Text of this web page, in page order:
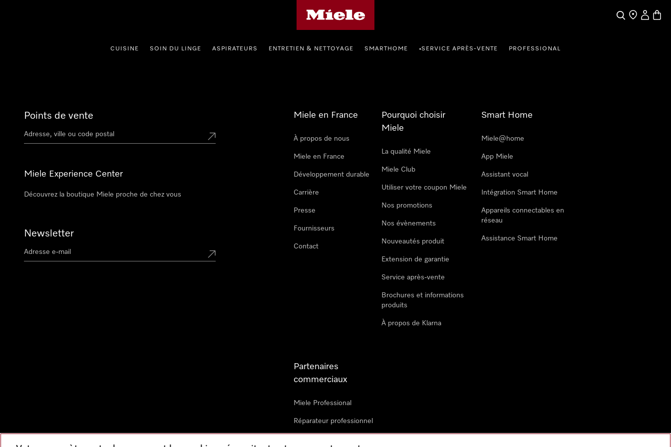
SearchFind a store
My
CUISINE SOIN DU LINGE ASPIRATEURS ENTRETIEN & NETTOYAGE SMARTHOME •SERVICE APRÈS-VENTE PROFESSIONAL
Points de vente
Miele Experience Center
Découvrez la boutique Miele proche de chez vous
Newsletter
Miele en France
À propos de nous
Miele en France
Développement durable
Carrière
Presse
Fournisseurs
Contact
Pourquoi choisir
Miele
La qualité Miele
Miele Club
Utiliser votre coupon Miele
Nos promotions
Nos évènements
Nouveautés produit
Extension de garantie
Service après-vente
Brochures et informations
produits
À propos de Klarna
Smart Home
Miele@home
App Miele
Assistant vocal
Intégration Smart Home
Appareils connectables en
réseau
Assistance Smart Home
Partenaires
commerciaux
Miele Professional
Réparateur professionnel